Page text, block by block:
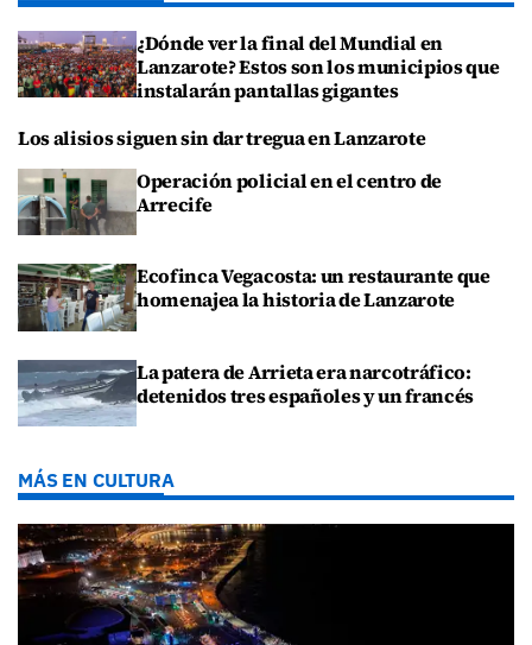
¿Dónde ver la final del Mundial en
Lanzarote? Estos son los municipios que
instalarán pantallas gigantes
Los alisios siguen sin dar tregua en Lanzarote
Operación policial en el centro de
Arrecife
Ecofinca Vegacosta: un restaurante que
homenajea la historia de Lanzarote
La patera de Arrieta era narcotráfico:
detenidos tres españoles y un francés
MÁS EN CULTURA